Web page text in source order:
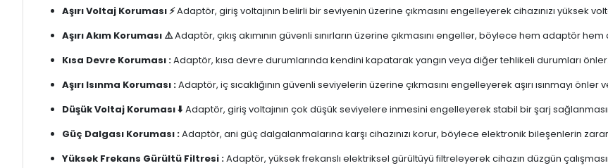
Aşırı Voltaj Koruması ⚡Adaptör, giriş voltajının belirli bir seviyenin üzerine çıkmasını engelleyerek cihazınızı yüksek
Aşırı Akım Koruması ⚠️Adaptör, çıkış akımının güvenli sınırların üzerine çıkmasını engeller, böylece hem adaptör
Kısa Devre Koruması :Adaptör, kısa devre durumlarında kendini kapatarak yangın veya diğer tehlikeli durumları önler.
Aşırı Isınma Koruması :Adaptör, iç sıcaklığının güvenli seviyelerin üzerine çıkmasını engelleyerek aşırı ısınmayı önler
Düşük Voltaj Koruması ⬇️Adaptör, giriş voltajının çok düşük seviyelere inmesini engelleyerek stabil bir şarj
Güç Dalgası Koruması :Adaptör, ani güç dalgalanmalarına karşı cihazınızı korur, böylece elektronik bileşenlerin
Yüksek Frekans Gürültü Filtresi :Adaptör, yüksek frekanslı elektriksel gürültüyü filtreleyerek cihazın düzgün